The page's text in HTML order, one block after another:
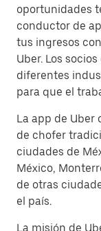
oportunidades
conductor de
tus ingresos
Uber. Los
diferentes
para que el
La app de Uber
de chofer
ciudades de
México,
de otras
el país.
La misión de